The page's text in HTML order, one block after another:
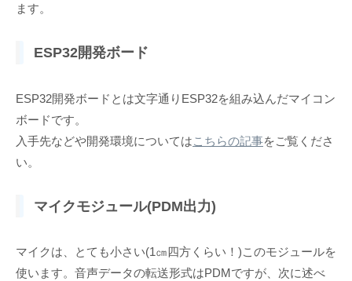
ます。
ESP32開発ボード
ESP32開発ボードとは文字通りESP32を組み込んだマイコン
ボードです。
入手先などや開発環境についてはこちらの記事をご覧くださ
い。
マイクモジュール(PDM出力)
マイクは、とても小さい(1㎝四方くらい！)このモジュールを
使います。音声データの転送形式はPDMですが、次に述べ